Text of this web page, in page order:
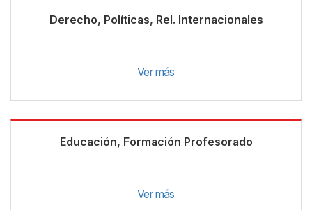
Derecho, Políticas, Rel. Internacionales
Ver más
Educación, Formación Profesorado
Ver más